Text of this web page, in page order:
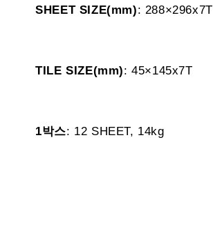
SHEET SIZE(mm): 288×296x7T
TILE SIZE(mm): 45×145x7T
1박스: 12 SHEET, 14kg